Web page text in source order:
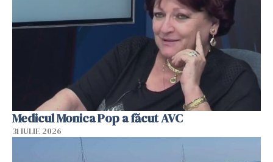
Medicul Monica Pop a făcut AVC
31 IULIE 2026